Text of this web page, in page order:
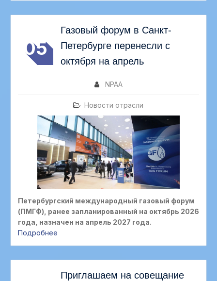
05
Газовый форум в Санкт-
Петербурге перенесли с
октября на апрель
NPAA
Новости отрасли
Петербургский международный газовый форум
(ПМГФ), ранее запланированный на октябрь 2026
года, назначен на апрель 2027 года.
Подробнее
Приглашаем на совещание